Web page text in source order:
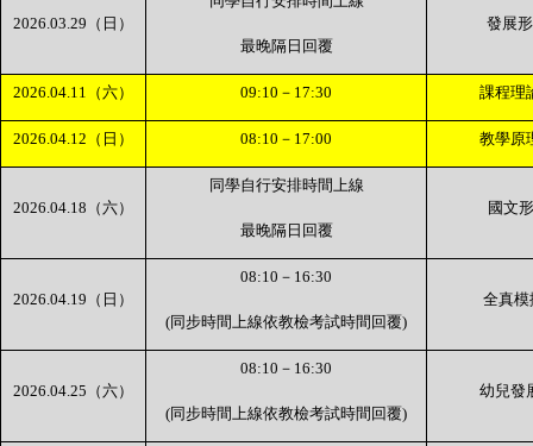
2026.03.29 （日）
最晚隔日回覆
發展
2026.04.11 （六） 09:10 － 17:30 課程理
2026.04.12 （日） 08:10 － 17:00 教學原
2026.04.18 （六）
同學自行安排時間上線
最晚隔日回覆
國文
2026.04.19 （日）
08:10 － 16:30
(同步時間上線依教檢考試時間回覆)
全真模
2026.04.25 （六）
08:10 － 16:30
(同步時間上線依教檢考試時間回覆)
幼兒發